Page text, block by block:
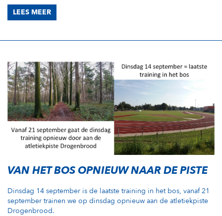
LEES MEER
VAN HET BOS OPNIEUW NAAR DE PISTE
Dinsdag 14 september is de laatste training in het bos, vanaf 21
september trainen we op dinsdag opnieuw aan de atletiekpiste
Drogenbrood.